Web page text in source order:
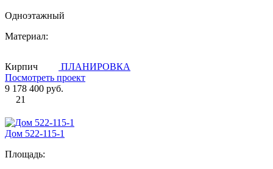
Одноэтажный
Материал:
Кирпич
ПЛАНИРОВКА
Посмотреть проект
9 178 400 руб.
21
Дом 522-115-1
Площадь: